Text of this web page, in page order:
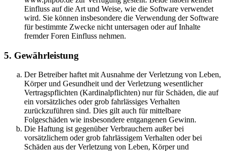
Einfluss auf die Art und Weise, wie die Software verwendet
wird. Sie können insbesondere die Verwendung der Software
für bestimmte Zwecke nicht untersagen oder auf Inhalte
fremder Foren Einfluss nehmen.
5. Gewährleistung
Der Betreiber haftet mit Ausnahme der Verletzung von Leben,
Körper und Gesundheit und der Verletzung wesentlicher
Vertragspflichten (Kardinalpflichten) nur für Schäden, die auf
ein vorsätzliches oder grob fahrlässiges Verhalten
zurückzuführen sind. Dies gilt auch für mittelbare
Folgeschäden wie insbesondere entgangenen Gewinn.
Die Haftung ist gegenüber Verbrauchern außer bei
vorsätzlichem oder grob fahrlässigem Verhalten oder bei
Schäden aus der Verletzung von Leben, Körper und